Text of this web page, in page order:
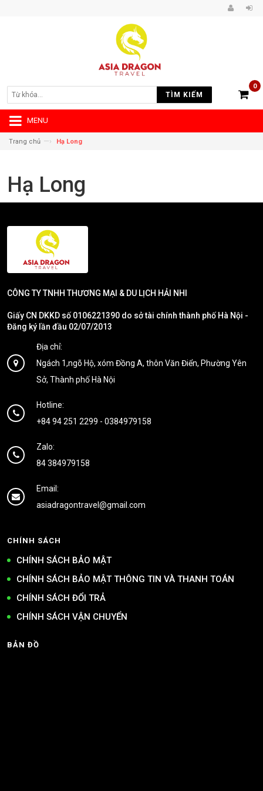
TÌM KIẾM
0
MENU
Trang chủ —› Hạ Long
Hạ Long
CÔNG TY TNHH THƯƠNG MẠI & DU LỊCH HẢI NHI
Giấy CN DKKD số 0106221390 do sở tài chính thành phố Hà Nội -
Đăng ký lần đầu 02/07/2013
Địa chỉ:
Ngách 1,ngõ Hộ, xóm Đồng A, thôn Văn Điển, Phường Yên
Sở, Thành phố Hà Nội
Hotline:
+84 94 251 2299 - 0384979158
Zalo:
84 384979158
Email:
asiadragontravel@gmail.com
CHÍNH SÁCH
CHÍNH SÁCH BẢO MẬT
CHÍNH SÁCH BẢO MẬT THÔNG TIN VÀ THANH TOÁN
CHÍNH SÁCH ĐỔI TRẢ
CHÍNH SÁCH VẬN CHUYỂN
BẢN ĐỒ